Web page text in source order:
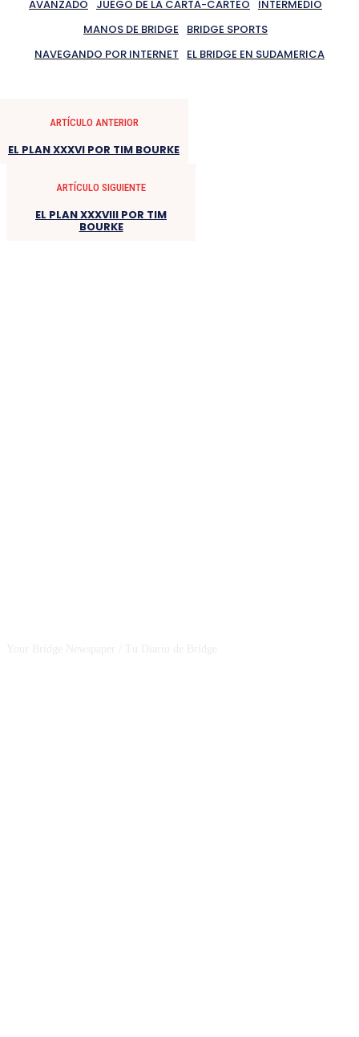
AVANZADO JUEGO DE LA CARTA-CARTEO
INTERMEDIO
MANOS DE BRIDGE
BRIDGE SPORTS
NAVEGANDO POR INTERNET
EL BRIDGE EN SUDAMERICA
ARTÍCULO ANTERIOR
EL PLAN XXXVI POR TIM BOURKE
ARTÍCULO SIGUIENTE
EL PLAN XXXVIII POR TIM
BOURKE